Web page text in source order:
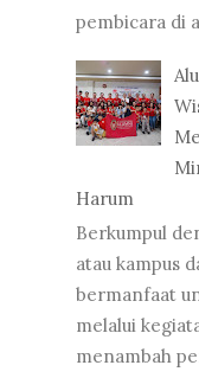
pembicara di
Harum
Berkumpul
atau kampus
bermanfaat
melalui
menambah